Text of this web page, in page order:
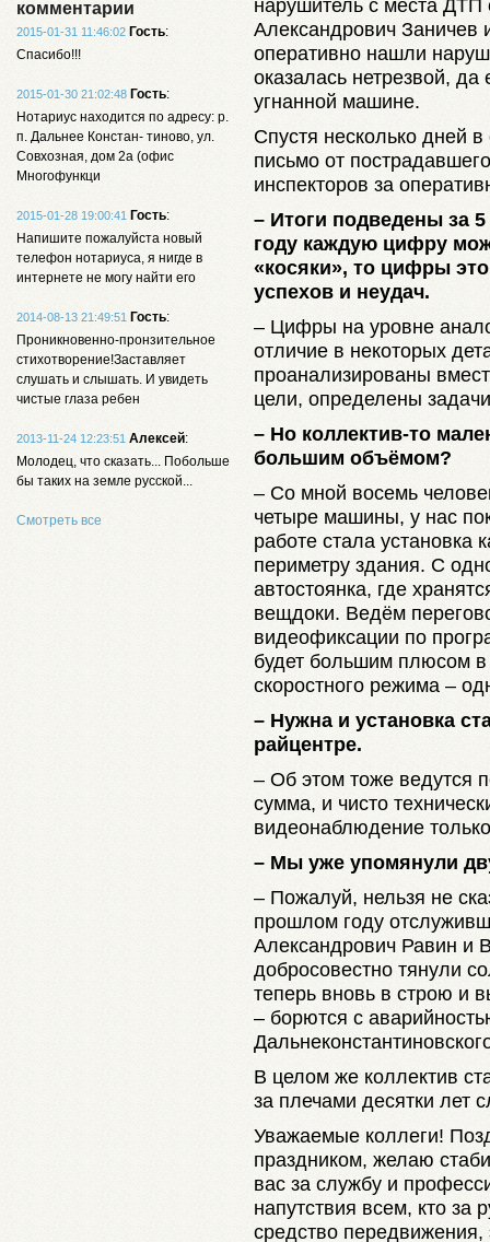
комментарии
2015-01-31 11:46:02 Гость:
Спасибо!!!
2015-01-30 21:02:48 Гость:
Нотариус находится по адресу: р.
п. Дальнее Констан- тиново, ул.
Совхозная, дом 2а (офис
Многофункци
2015-01-28 19:00:41 Гость:
Напишите пожалуйста новый
телефон нотариуса, я нигде в
интернете не могу найти его
2014-08-13 21:49:51 Гость:
Проникновенно-пронзительное
стихотворение!Заставляет
слушать и слышать. И увидеть
чистые глаза ребен
2013-11-24 12:23:51 Алексей:
Молодец, что сказать... Побольше
бы таких на земле русской...
Смотреть все
нарушитель с места ДТП
Александрович
оперативно нашли
оказалась нетрезвой,
угнанной машине.
Спустя несколько дней
письмо от
инспекторов за
– Итоги подведены за
году каждую цифру
«косяки», то цифры
успехов и неудач.
– Цифры на уровне
отличие в некоторых
проанализированы
цели, определены
– Но коллектив-то
большим объёмом?
– Со мной восемь
четыре машины, у нас
работе стала
периметру здания. С
автостоянка, где
вещдоки. Ведём
видеофиксации по
будет большим плюсом
скоростного режима –
– Нужна и установка
райцентре.
– Об этом тоже ведутся
сумма, и чисто
видеонаблюдение
– Мы уже упомянули
– Пожалуй, нельзя не
прошлом году
Александрович Равин и
добросовестно тянули
теперь вновь в строю и
– борются с
В целом же коллектив
за плечами десятки лет
Уважаемые коллеги!
праздником, желаю
вас за службу и
напутствия всем, кто за
средство передвижения,